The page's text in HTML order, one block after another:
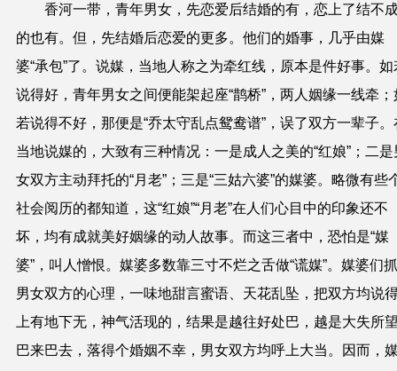
香河一带，青年男女，先恋爱后结婚的有，恋上了结不
的也有。但，先结婚后恋爱的更多。他们的婚事，几乎由媒
婆“承包”了。说媒，当地人称之为牵红线，原本是件好事。如
说得好，青年男女之间便能架起座“鹊桥”，两人姻缘一线牵；
若说得不好，那便是“乔太守乱点鸳鸯谱”，误了双方一辈子。
当地说媒的，大致有三种情况：一是成人之美的“红娘”；二是
女双方主动拜托的“月老”；三是“三姑六婆”的媒婆。略微有些
社会阅历的都知道，这“红娘”“月老”在人们心目中的印象还不
坏，均有成就美好姻缘的动人故事。而这三者中，恐怕是“媒
婆”，叫人憎恨。媒婆多数靠三寸不烂之舌做“谎媒”。媒婆们
男女双方的心理，一味地甜言蜜语、天花乱坠，把双方均说
上有地下无，神气活现的，结果是越往好处巴，越是大失所
巴来巴去，落得个婚姻不幸，男女双方均呼上大当。因而，